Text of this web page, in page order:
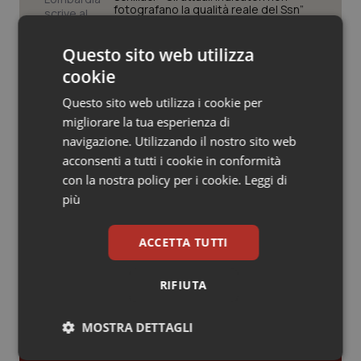
Veneto
Oncoematologia
Oncologia & Nutrizione
Psoriasi & pelle
Quotidiano Cardiologia
Quotidiano Chirurgia
Quotidiano Oncologia
Quotidiano Pediatria
Rene & patologie urogenitali
fotografano la qualità reale del Ssn”
Case di comunità. La sfida ora è
riempirle di professionisti e servizi. Il
punto della Conferenza delle Regioni
San Raffaele di Milano. Ispezioni e
criticità riscontrate, stop al
laboratorio di Embriologia
Cloud sanitario: infrastrutture,
Questo sito web utilizza
cookie
Questo sito web utilizza i cookie per
migliorare la tua esperienza di
navigazione. Utilizzando il nostro sito web
acconsenti a tutti i cookie in conformità
con la nostra policy per i cookie. Leggi di
più
ACCETTA TUTTI
RIFIUTA
MOSTRA DETTAGLI